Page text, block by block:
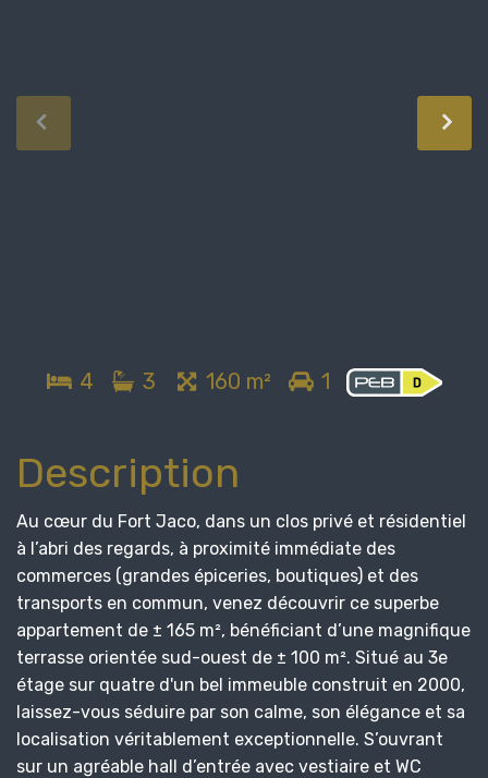
4 3 160 m² 1
Description
Au cœur du Fort Jaco, dans un clos privé et résidentiel
à l’abri des regards, à proximité immédiate des
commerces (grandes épiceries, boutiques) et des
transports en commun, venez découvrir ce superbe
appartement de ± 165 m², bénéficiant d’une magnifique
terrasse orientée sud-ouest de ± 100 m². Situé au 3e
étage sur quatre d'un bel immeuble construit en 2000,
laissez-vous séduire par son calme, son élégance et sa
localisation véritablement exceptionnelle. S’ouvrant
sur un agréable hall d’entrée avec vestiaire et WC